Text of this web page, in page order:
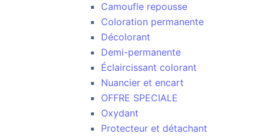
Camoufle repousse
Coloration permanente
Décolorant
Demi-permanente
Éclaircissant colorant
Nuancier et encart
OFFRE SPECIALE
Oxydant
Protecteur et détachant